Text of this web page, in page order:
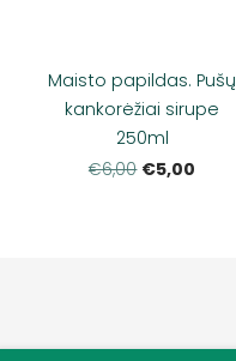
Maisto papildas. Pušų
kankorėžiai sirupe
250ml
€6,00 €5,00